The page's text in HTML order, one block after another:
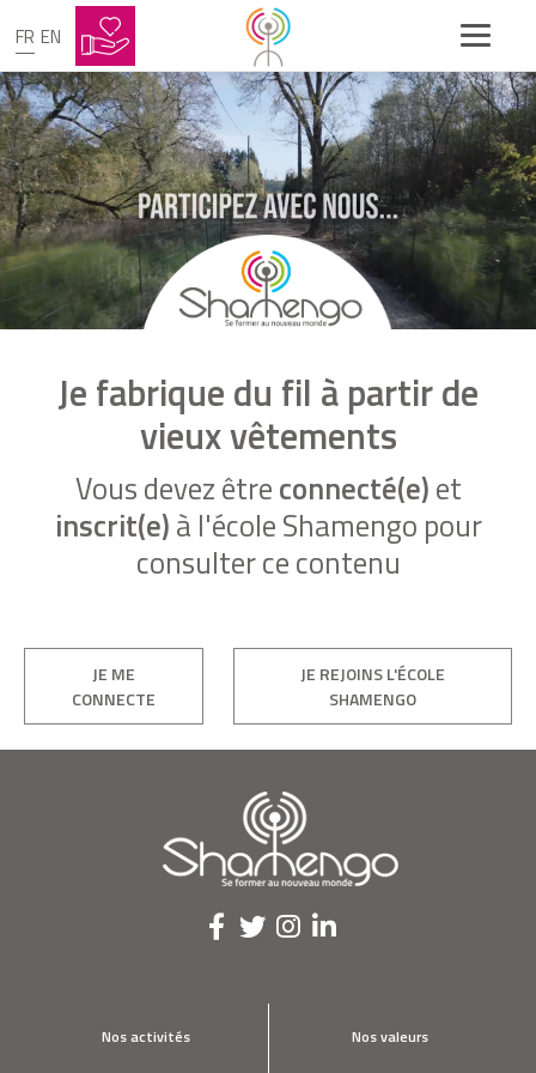
FR EN
Je fabrique du fil à partir de
vieux vêtements
Vous devez êtreconnecté(e)et
inscrit(e)à l'école Shamengo pour
consulter ce contenu
JE ME
CONNECTE
JE REJOINS L'ÉCOLE
SHAMENGO
Nos activités Nos valeurs